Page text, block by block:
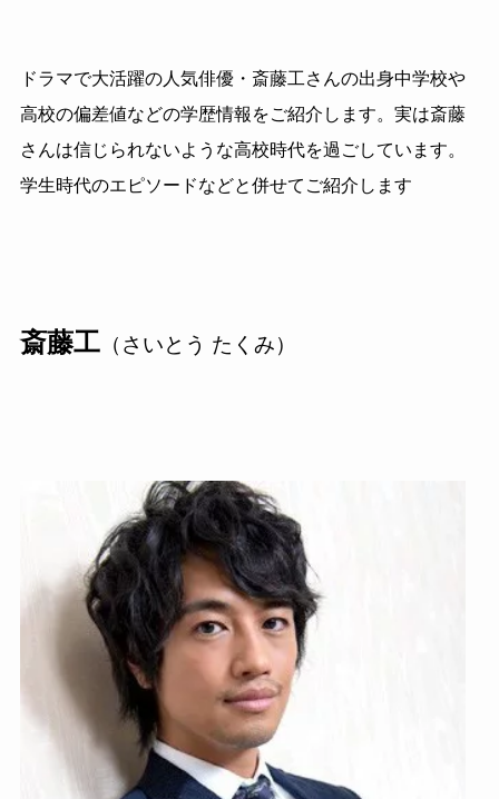
ドラマで大活躍の人気俳優・斎藤工さんの出身中学校や
高校の偏差値などの学歴情報をご紹介します。実は斎藤
さんは信じられないような高校時代を過ごしています。
学生時代のエピソードなどと併せてご紹介します
斎藤工（さいとう たくみ）